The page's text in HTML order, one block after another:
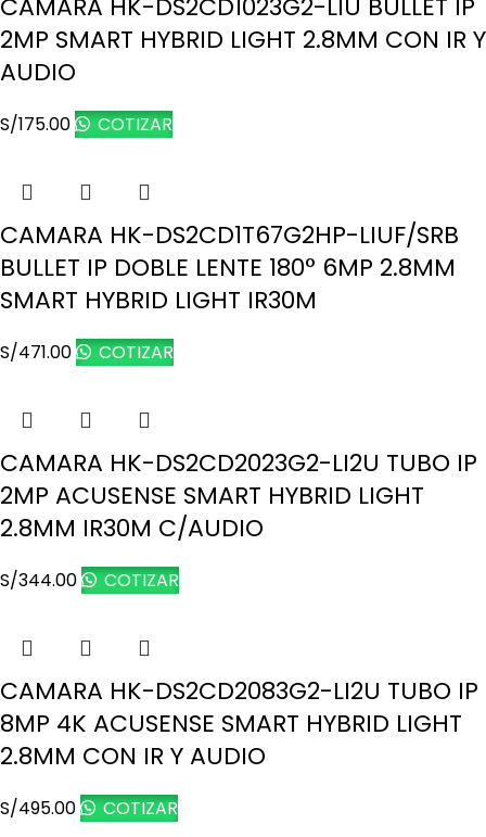
CAMARA HK-DS2CD1023G2-LIU BULLET IP
2MP SMART HYBRID LIGHT 2.8MM CON IR Y
AUDIO
S/175.00 COTIZAR
CAMARA HK-DS2CD1T67G2HP-LIUF/SRB
BULLET IP DOBLE LENTE 180° 6MP 2.8MM
SMART HYBRID LIGHT IR30M
S/471.00 COTIZAR
CAMARA HK-DS2CD2023G2-LI2U TUBO IP
2MP ACUSENSE SMART HYBRID LIGHT
2.8MM IR30M C/AUDIO
S/344.00 COTIZAR
CAMARA HK-DS2CD2083G2-LI2U TUBO IP
8MP 4K ACUSENSE SMART HYBRID LIGHT
2.8MM CON IR Y AUDIO
S/495.00 COTIZAR